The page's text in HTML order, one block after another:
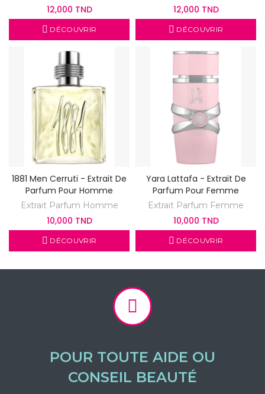
12,000 TND
DÉCOUVRIR
12,000 TND
DÉCOUVRIR
1881 Men Cerruti - Extrait De
Parfum Pour Homme
Extrait Parfum Homme
10,000 TND
DÉCOUVRIR
Yara Lattafa - Extrait De
Parfum Pour Femme
Extrait Parfum Femme
10,000 TND
DÉCOUVRIR
POUR TOUTE AIDE OU
CONSEIL BEAUTÉ